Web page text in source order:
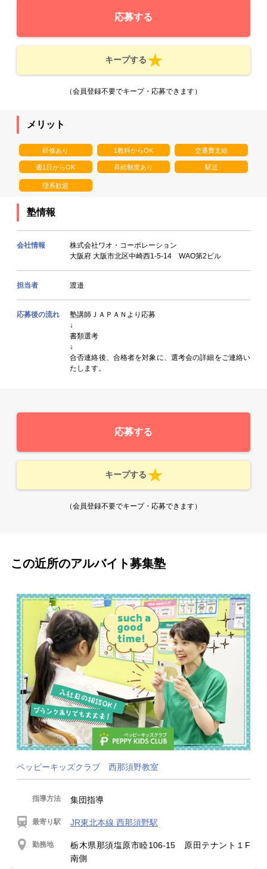
応募する
キープする
（会員登録不要でキープ・応募できます）
メリット
研修あり 1教科からOK 交通費支給
週1日からOK 昇給制度あり 駅近
理系歓迎
塾情報
会社情報
株式会社ワオ・コーポレーション
大阪府 大阪市北区中崎西1-5-14 WAO第2ビル
担当者 渡邉
応募後の流れ
塾講師ＪＡＰＡＮより応募
↓
書類選考
↓
合否連絡後、合格者を対象に、選考会の詳細をご連絡い
たします。
応募する
キープする
（会員登録不要でキープ・応募できます）
この近所のアルバイト募集塾
ペッピーキッズクラブ 西那須野教室
指導方法 集団指導
最寄り駅 JR東北本線 西那須野駅
勤務地
栃木県那須塩原市睦106-15 原田テナント１F
南側